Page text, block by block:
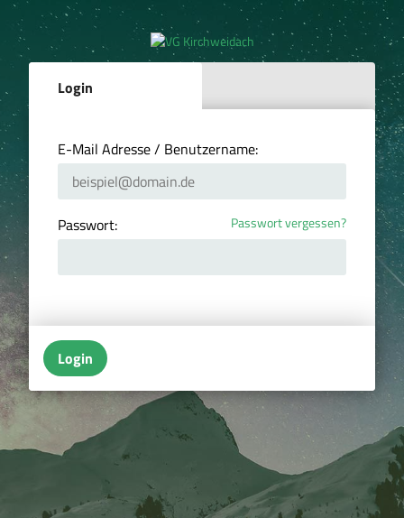
Login
E-Mail Adresse / Benutzername:
Passwort: Passwort vergessen?
Login